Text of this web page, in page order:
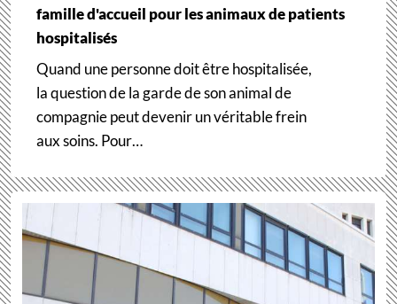
famille d'accueil pour les animaux de patients
hospitalisés
Quand une personne doit être hospitalisée,
la question de la garde de son animal de
compagnie peut devenir un véritable frein
aux soins. Pour…